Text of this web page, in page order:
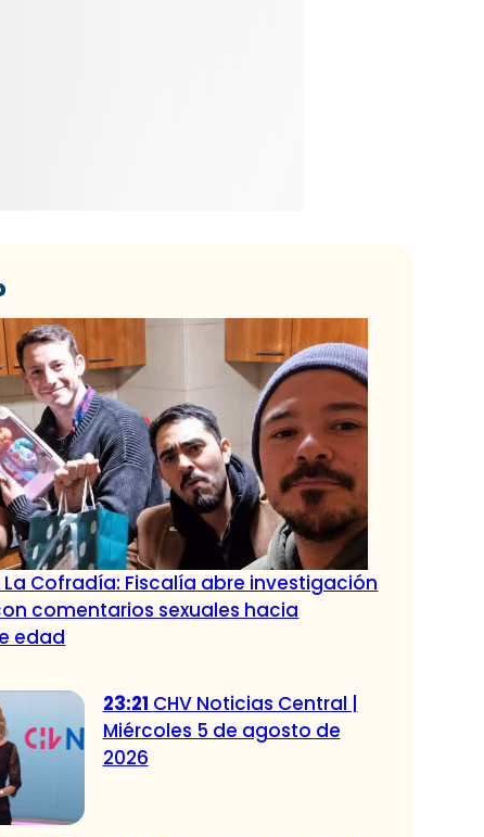
La Cofradía: Fiscalía abre investigación
comentarios sexuales hacia
edad
23:21 CHV Noticias Central |
Miércoles 5 de agosto de
2026